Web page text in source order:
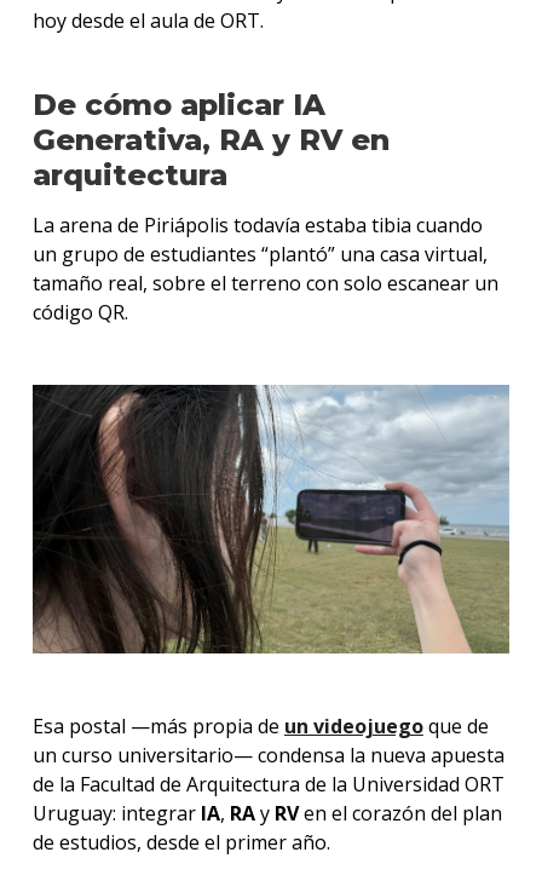
hoy desde el aula de ORT.
De cómo aplicar IA
Generativa, RA y RV en
arquitectura
La arena de Piriápolis todavía estaba tibia cuando
un grupo de estudiantes “plantó” una casa virtual,
tamaño real, sobre el terreno con solo escanear un
código QR.
Esa postal —más propia de un videojuegoque de
un curso universitario— condensa la nueva apuesta
de la Facultad de Arquitectura de la Universidad ORT
Uruguay: integrar IA, RAy RVen el corazón del plan
de estudios, desde el primer año.